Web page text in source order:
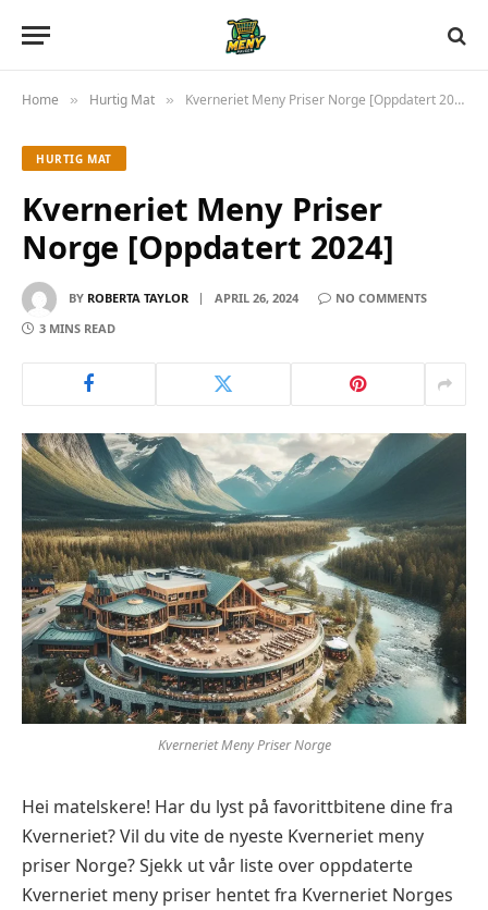
Home » Hurtig Mat » Kverneriet Meny Priser Norge [Oppdatert 2024]
HURTIG MAT
Kverneriet Meny Priser
Norge [Oppdatert 2024]
BY ROBERTA TAYLOR APRIL 26, 2024
NO COMMENTS
3 MINS READ
Kverneriet Meny Priser Norge
Hei matelskere! Har du lyst på favorittbitene dine fra
Kverneriet? Vil du vite de nyeste Kverneriet meny
priser Norge? Sjekk ut vår liste over oppdaterte
Kverneriet meny priser hentet fra Kverneriet Norges